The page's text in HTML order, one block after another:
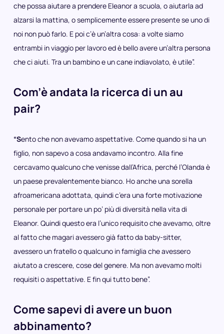
che possa aiutare a prendere Eleanor a scuola, o aiutarla ad
alzarsi la mattina, o semplicemente essere presente se uno di
noi non può farlo. E poi c’è un’altra cosa: a volte siamo
entrambi in viaggio per lavoro ed è bello avere un’altra persona
che ci aiuti. Tra un bambino e un cane indiavolato, è utile”.
Com’è andata la ricerca di un au
pair?
“Sento che non avevamo aspettative. Come quando si ha un
figlio, non sapevo a cosa andavamo incontro. Alla fine
cercavamo qualcuno che venisse dall’Africa, perché l’Olanda è
un paese prevalentemente bianco. Ho anche una sorella
afroamericana adottata, quindi c’era una forte motivazione
personale per portare un po’ più di diversità nella vita di
Eleanor. Quindi questo era l’unico requisito che avevamo, oltre
al fatto che magari avessero già fatto da baby-sitter,
avessero un fratello o qualcuno in famiglia che avessero
aiutato a crescere, cose del genere. Ma non avevamo molti
requisiti o aspettative. E fin qui tutto bene”.
Come sapevi di avere un buon
abbinamento?